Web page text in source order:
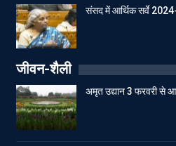
संसद में आर्थिक सर्वे
जीवन-शैली
अमृत उद्यान 3 फरवरी से